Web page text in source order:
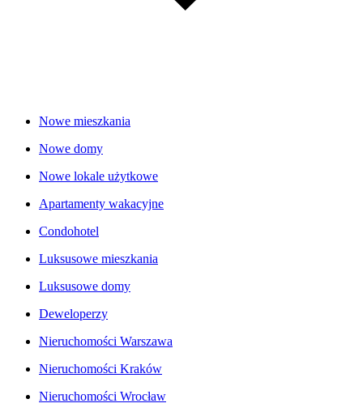
Nowe mieszkania
Nowe domy
Nowe lokale użytkowe
Apartamenty wakacyjne
Condohotel
Luksusowe mieszkania
Luksusowe domy
Deweloperzy
Nieruchomości Warszawa
Nieruchomości Kraków
Nieruchomości Wrocław